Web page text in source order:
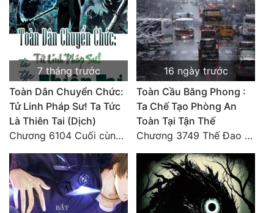
Mỹ Thực
Ngôn Tình
Ngược
Nữ Cường
Nữ Phụ
Phong Thủy - Tâm Linh
Phương Tây
Phản Phái
Quan Trường
7 tháng trước
Toàn Dân Chuyển Chức:
Tử Linh Pháp Sư! Ta Tức
Là Thiên Tai (Dịch)
Chương 6104 Cuối cùng (HẾT)
16 ngày trước
Toàn Cầu Băng Phong :
Ta Chế Tạo Phòng An
Toàn Tại Tận Thế
Chương 3749 Thế Đao xuất kích